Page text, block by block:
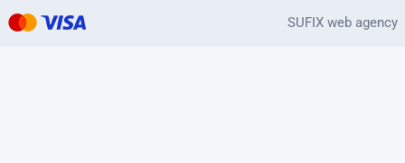
SUFIX web agency